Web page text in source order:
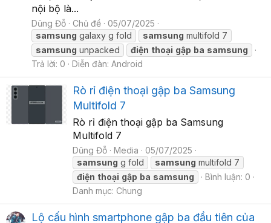
nội bộ là...
Dũng Đỗ Chủ đề
05/07/2025
samsung galaxy g fold samsung multifold 7
samsung unpacked điện thoại gập ba samsung
Trả lời: 0
Diễn đàn: Android
Rò rỉ điện thoại gập ba Samsung
Multifold 7
Rò rỉ điện thoại gập ba Samsung
Multifold 7
Dũng Đỗ Media
05/07/2025
samsung g fold samsung multifold 7
điện thoại gập ba samsung
Bình luận: 0
Danh mục: Chung
Lộ cấu hình smartphone gập ba đầu tiên của